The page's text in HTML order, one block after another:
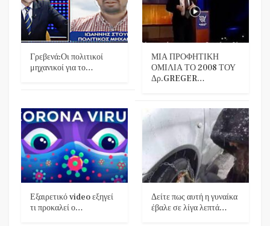
Γρεβενά:Οι πολιτικοί
μηχανικοί για το…
ΜΙΑ ΠΡΟΦΗΤΙΚΗ
ΟΜΙΛΙΑ ΤΟ 2008 ΤΟΥ
Δρ.GREGER…
Εξαιρετικό video εξηγεί
τι προκαλεί ο…
Δείτε πως αυτή η γυναίκα
έβαλε σε λίγα λεπτά…